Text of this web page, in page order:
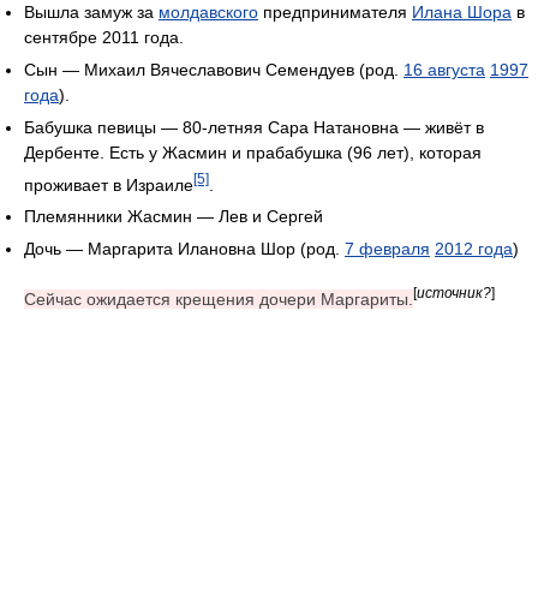
Вышла замуж за молдавского предпринимателя Илана Шора в
сентябре 2011 года.
Сын — Михаил Вячеславович Семендуев (род. 16 августа 1997
года).
Бабушка певицы — 80-летняя Сара Натановна — живёт в
Дербенте. Есть у Жасмин и прабабушка (96 лет), которая
проживает в Израиле[5]
Племянники Жасмин — Лев и Сергей
Дочь — Маргарита Илановна Шор (род. 7 февраля 2012 года)
Сейчас ожидается крещения дочери Маргариты. [источник?]